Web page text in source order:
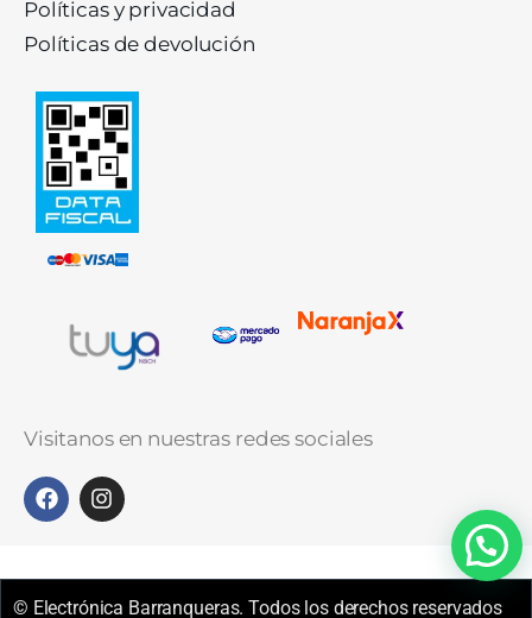
Políticas y privacidad
Políticas de devolución
Visitanos en nuestras redes sociales
© Electrónica Barranqueras. Todos los derechos reservados